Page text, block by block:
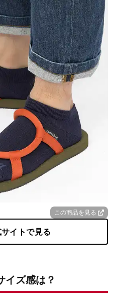
この商品を見る
イトで見る
イズ感は？